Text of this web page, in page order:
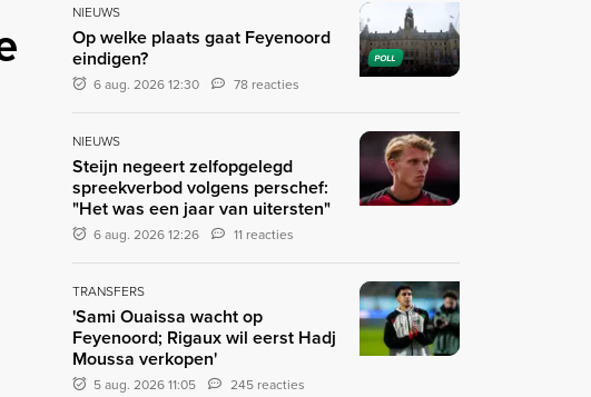
POLL
NIEUWS
Op welke plaats gaat Feyenoord
eindigen?
6 aug. 2026 12:30 78 reacties
NIEUWS
Steijn negeert zelfopgelegd
spreekverbod volgens perschef:
"Het was een jaar van uitersten"
6 aug. 2026 12:26 11 reacties
TRANSFERS
'Sami Ouaissa wacht op
Feyenoord; Rigaux wil eerst Hadj
Moussa verkopen'
5 aug. 2026 11:05 245 reacties